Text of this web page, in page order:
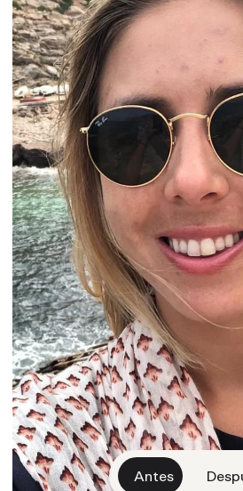
¿No sabes cuál va mejor con tu
Envíanos un mensaje y te
Antes